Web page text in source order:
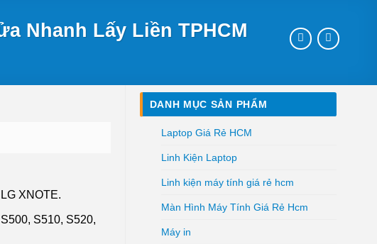
Nhanh Lấy Liền TPHCM
DANH MỤC SẢN PHẨM
Laptop Giá Rẻ HCM
Linh Kiện Laptop
Linh kiện máy tính giá rẻ hcm
Màn Hình Máy Tính Giá Rẻ Hcm
Máy in
XNOTE.
S510, S520,